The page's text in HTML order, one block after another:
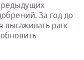
За год до
высаживать рапс